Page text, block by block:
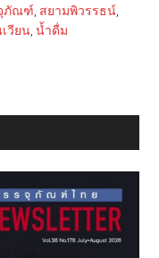
ภัณฑ์, สยามพิวรรธน์,
วียน,น้ำดื่ม